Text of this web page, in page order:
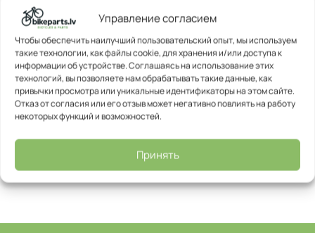
Управление согласием
Чтобы обеспечить наилучший пользовательский опыт, мы используем
такие технологии, как файлы cookie, для хранения и/или доступа к
информации об устройстве. Соглашаясь на использование этих
технологий, вы позволяете нам обрабатывать такие данные, как
привычки просмотра или уникальные идентификаторы на этом сайте.
Отказ от согласия или его отзыв может негативно повлиять на работу
некоторых функций и возможностей.
Принять
Seatpost: CTM LCSP-53, 350/31,6 mm
Speeds: 20
Информация:Все велосипеды поставляются в коробке
в частично собранном виде.
Перед использованием потребуется небольшая
дополнительная сборка, например установка педалей
Для правильной и безопасной сборки рекомендуем
обратиться в веломастерскую.